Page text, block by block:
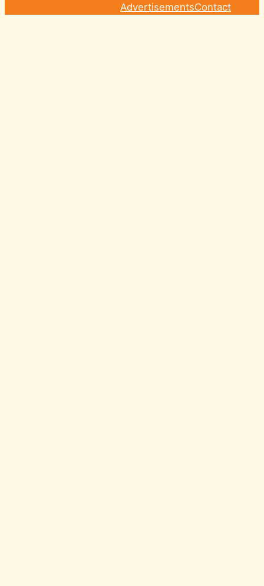
AdvertisementsContact